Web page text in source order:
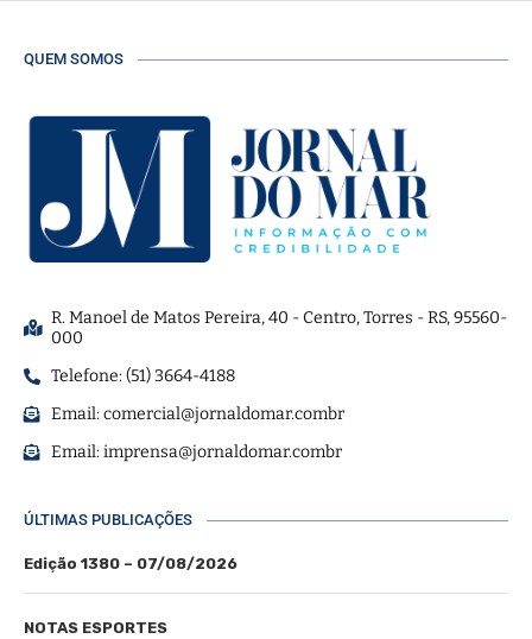
QUEM SOMOS
R. Manoel de Matos Pereira, 40 - Centro, Torres - RS, 95560-
000
Telefone: (51) 3664-4188
Email:comercial@jornaldomar.combr
Email:imprensa@jornaldomar.combr
ÚLTIMAS PUBLICAÇÕES
Edição 1380 – 07/08/2026
NOTAS ESPORTES